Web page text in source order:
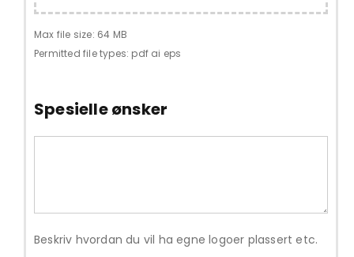
Max file size: 64 MB
Permitted file types: pdf ai eps
Spesielle ønsker
Beskriv hvordan du vil ha egne logoer plassert etc.